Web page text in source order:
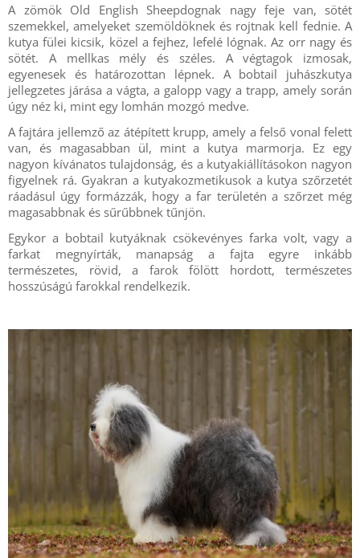
A zömök Old English Sheepdognak nagy feje van, sötét
szemekkel, amelyeket szemöldöknek és rojtnak kell fednie. A
kutya fülei kicsik, közel a fejhez, lefelé lógnak. Az orr nagy és
sötét. A mellkas mély és széles. A végtagok izmosak,
egyenesek és határozottan lépnek. A bobtail juhászkutya
jellegzetes járása a vágta, a galopp vagy a trapp, amely során
úgy néz ki, mint egy lomhán mozgó medve.
A fajtára jellemző az átépített krupp, amely a felső vonal felett
van, és magasabban ül, mint a kutya marmorja. Ez egy
nagyon kívánatos tulajdonság, és a kutyakiállításokon nagyon
figyelnek rá. Gyakran a kutyakozmetikusok a kutya szőrzetét
ráadásul úgy formázzák, hogy a far területén a szőrzet még
magasabbnak és sűrűbbnek tűnjön.
Egykor a bobtail kutyáknak csökevényes farka volt, vagy a
farkat megnyírták, manapság a fajta egyre inkább
természetes, rövid, a farok fölött hordott, természetes
hosszúságú farokkal rendelkezik.